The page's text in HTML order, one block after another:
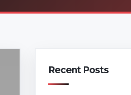
Recent Posts